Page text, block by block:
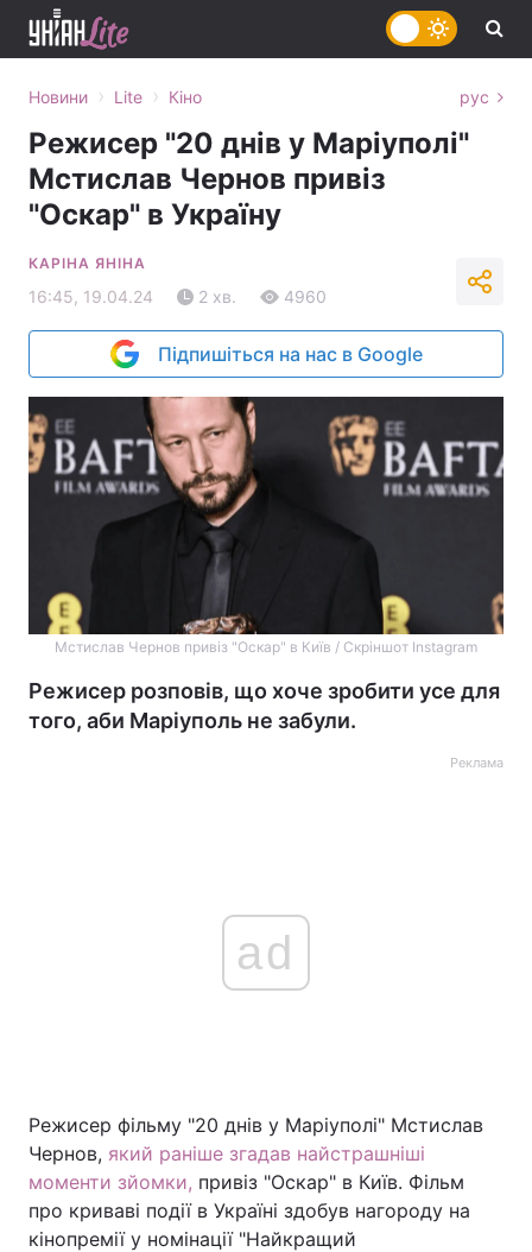
Головна Війна
Україна Політика
Новини › Lite › Кіно рус
Режисер "20 днів у Маріуполі"
Мстислав Чернов привіз
"Оскар" в Україну
КАРІНА ЯНІНА
16:45, 19.04.24 2 хв. 4960
Підпишіться на нас в Google
Мстислав Чернов привіз "Оскар" в Київ / Скріншот Instagram
Режисер розповів, що хоче зробити усе для
того, аби Маріуполь не забули.
Реклама
ad
Режисер фільму "20 днів у Маріуполі" Мстислав
Чернов, який раніше згадав найстрашніші
моменти зйомки, привіз "Оскар" в Київ. Фільм
про криваві події в Україні здобув нагороду на
кінопремії у номінації "Найкращий